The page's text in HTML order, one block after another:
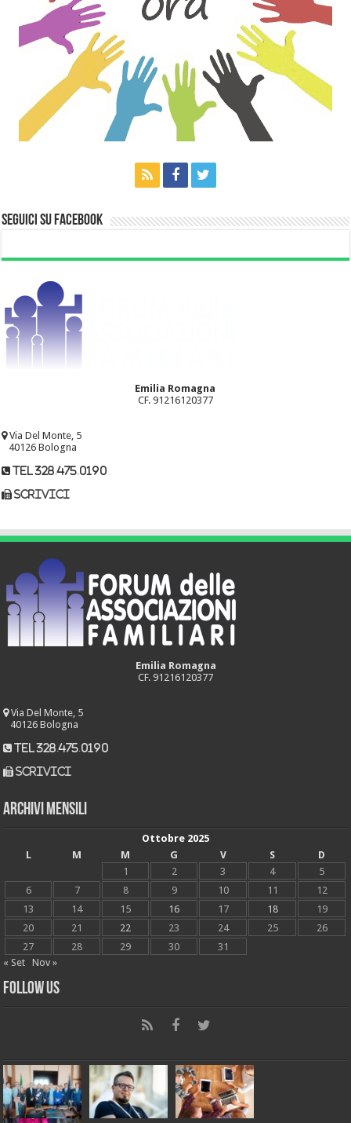
Seguici su Facebook
Emilia Romagna
CF. 91216120377
Via Del Monte, 5
40126 Bologna
tel 328.475.0190
scrivici
Emilia Romagna
CF. 91216120377
Via Del Monte, 5
40126 Bologna
tel 328.475.0190
scrivici
Archivi mensili
Ottobre 2025
L
M M G V S
D
1
2 3 4
5
6
7 8 9 10 11
12
13
14 15 16 17 18
19
20
21 22 23 24 25
26
27
28 29 30
31
« Set
Nov »
Follow Us